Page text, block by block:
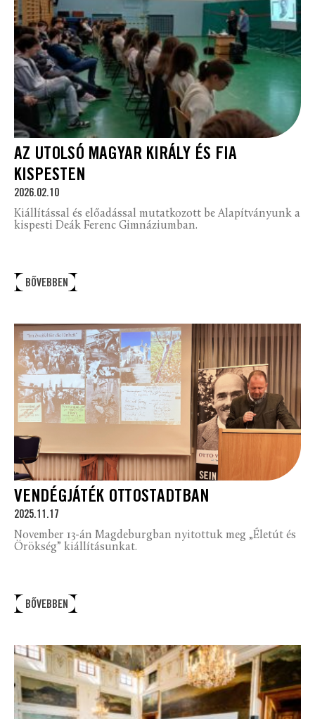
AZ UTOLSÓ MAGYAR KIRÁLY ÉS FIA
KISPESTEN
2026.02.10
Kiállítással és előadással mutatkozott be Alapítványunk a
kispesti Deák Ferenc Gimnáziumban.
BŐVEBBEN
VENDÉGJÁTÉK OTTOSTADTBAN
2025.11.17
November 13-án Magdeburgban nyitottuk meg „Életút és
Örökség” kiállításunkat.
BŐVEBBEN